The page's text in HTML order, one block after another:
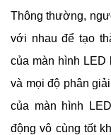
Thông thường,
với nhau để tạo
của màn hình
và mọi độ phân
của màn hình
động vô cùng tốt